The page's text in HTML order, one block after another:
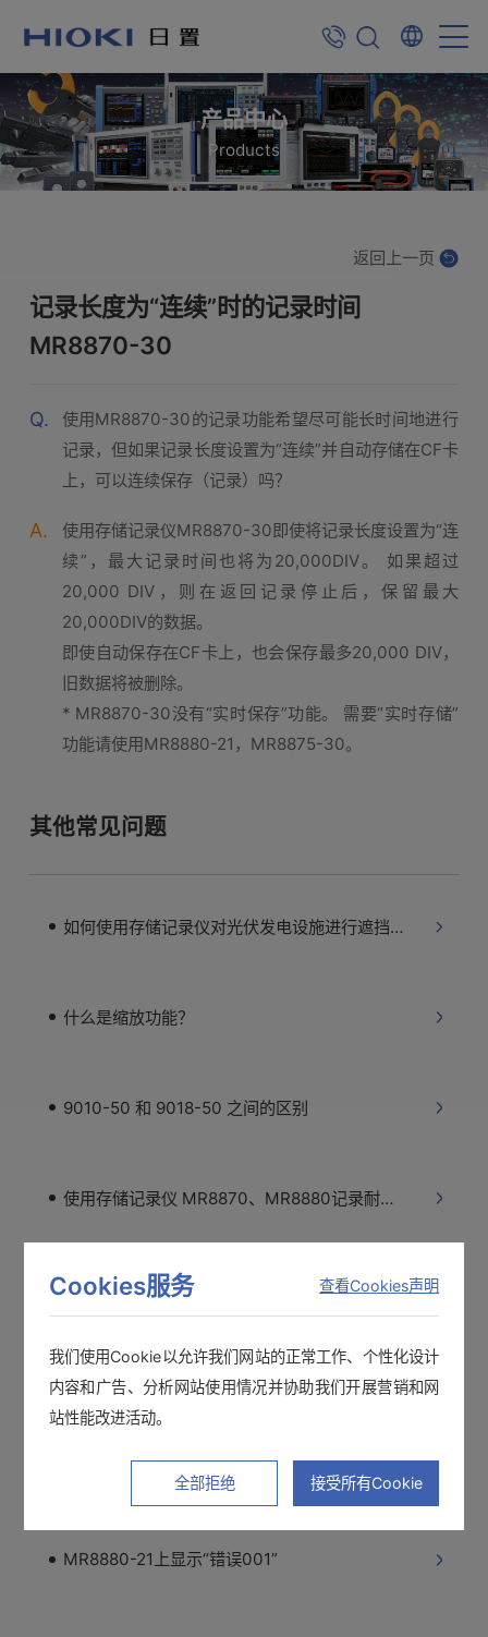
产品中心
Products
记录长度为“连续”时的记录时间
MR8870-30
返回上一页
Q.
使用MR8870-30的记录功能希望尽可能长时间地进行
记录，但如果记录长度设置为“连续”并自动存储在CF卡
上，可以连续保存（记录）吗？
A.
使用存储记录仪MR8870-30即使将记录长度设置为“连
续”，最大记录时间也将为20,000DIV。 如果超过
20,000 DIV，则在返回记录停止后，保留最大
20,000DIV的数据。
即使自动保存在CF卡上，也会保存最多20,000 DIV，
旧数据将被删除。
* MR8870-30没有“实时保存”功能。 需要“实时存储”
功能请使用MR8880-21，MR8875-30。
其他常见问题
如何使用存储记录仪对光伏发电设施进行遮挡测试？
什么是缩放功能？
9010-50 和 9018-50 之间的区别
使用存储记录仪 MR8870、MR8880记录耐压测试仪的模拟输出
关于删除保护的操作 存储记录仪、数据采集仪
电流记录的设置方法 MR8880-21+9018-50
MR8880-21上显示“错误001”
Cookies服务 查看Cookies声明
我们使用Cookie以允许我们网站的正常工作、个性化设计
内容和广告、分析网站使用情况并协助我们开展营销和网
站性能改进活动。
全部拒绝 接受所有Cookie